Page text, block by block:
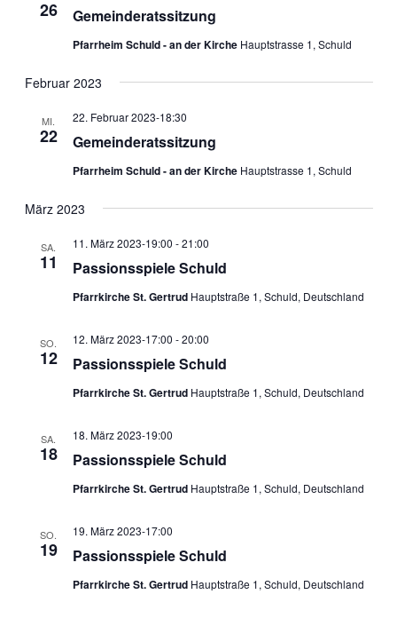
26 Gemeinderatssitzung
Pfarrheim Schuld - an der Kirche Hauptstrasse 1, Schuld
Februar 2023
MI.
22 Gemeinderatssitzung
22. Februar 2023-18:30
Pfarrheim Schuld - an der Kirche Hauptstrasse 1, Schuld
März 2023
SA.
11 Passionsspiele Schuld
11. März 2023-19:00 -21:00
Pfarrkirche St. Gertrud Hauptstraße 1, Schuld, Deutschland
SO.
12 Passionsspiele Schuld
12. März 2023-17:00 -20:00
Pfarrkirche St. Gertrud Hauptstraße 1, Schuld, Deutschland
SA.
18 Passionsspiele Schuld
18. März 2023-19:00
Pfarrkirche St. Gertrud Hauptstraße 1, Schuld, Deutschland
SO.
19 Passionsspiele Schuld
19. März 2023-17:00
Pfarrkirche St. Gertrud Hauptstraße 1, Schuld, Deutschland